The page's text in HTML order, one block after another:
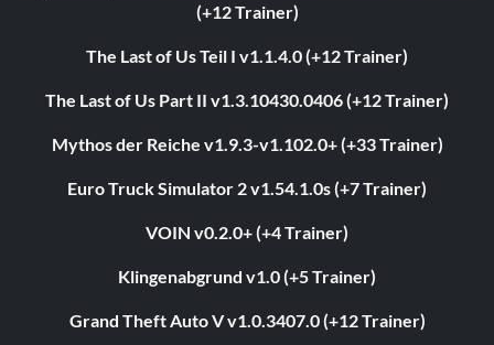
(+12 Trainer)
The Last of Us Teil I v1.1.4.0 (+12 Trainer)
The Last of Us Part II v1.3.10430.0406 (+12 Trainer)
Mythos der Reiche v1.9.3-v1.102.0+ (+33 Trainer)
Euro Truck Simulator 2 v1.54.1.0s (+7 Trainer)
VOIN v0.2.0+ (+4 Trainer)
Klingenabgrund v1.0 (+5 Trainer)
Grand Theft Auto V v1.0.3407.0 (+12 Trainer)